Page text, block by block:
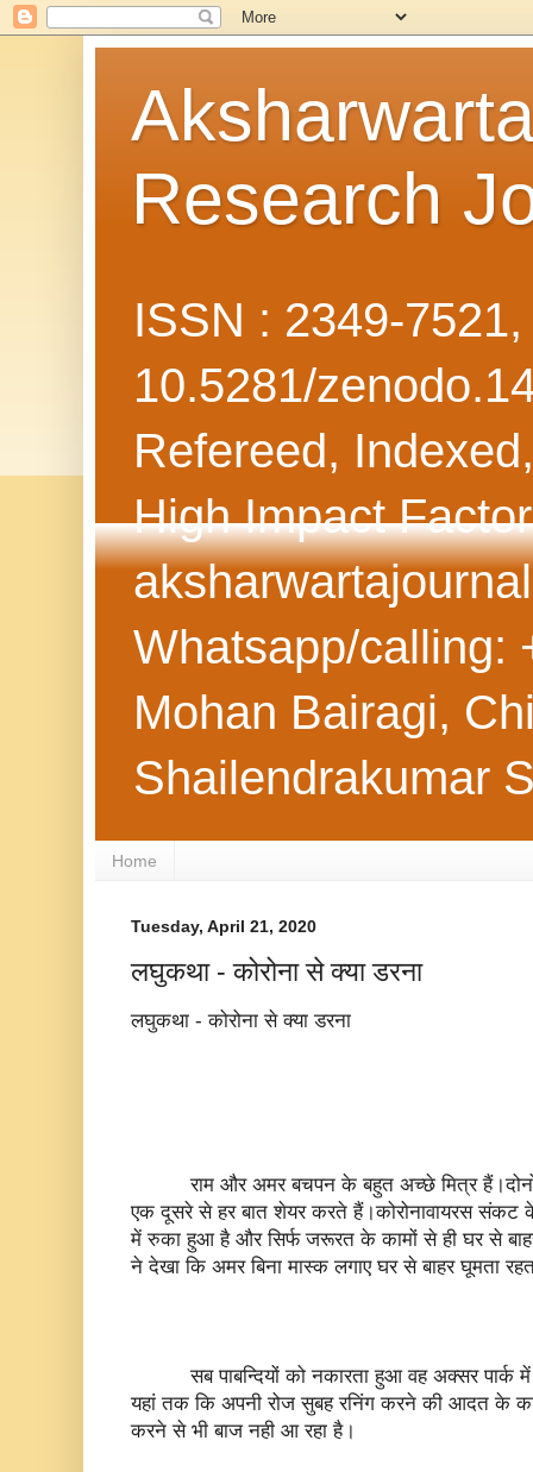
Research
ISSN : 2349-
10.5281/
Refereed,
High Impact
Whatsapp/calling:
Mohan Bairagi,
Shailendrakumar
Home
Tuesday, April 21, 2020
लघुकथा - कोरोना से क्या डरना
लघुकथा - कोरोना से क्या डरना
राम और अमर बचपन के बहुत अच्छे मित्र हैं।दोनों
एक दूसरे से हर बात शेयर करते हैं।कोरोनावायरस
में रुका हुआ है और सिर्फ जरूरत के कामों से ही घर से
ने देखा कि अमर बिना मास्क लगाए घर से बाहर घूमता
सब पाबन्दियों को नकारता हुआ वह अक्सर पार्क
यहां तक कि अपनी रोज सुबह रनिंग करने की आदत के
करने से भी बाज नही आ रहा है।